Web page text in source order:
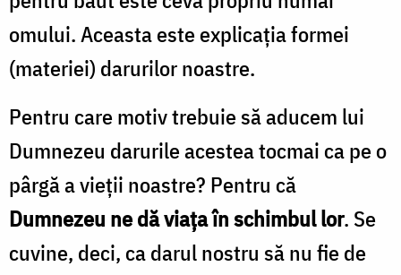
omului. Aceasta este explicația formei
(materiei) darurilor noastre.
Pentru care motiv trebuie să aducem lui
Dumnezeu darurile acestea tocmai ca pe o
pârgă a vieții noastre? Pentru că
Dumnezeu ne dă viața în schimbul lor. Se
cuvine, deci, ca darul nostru să nu fie de